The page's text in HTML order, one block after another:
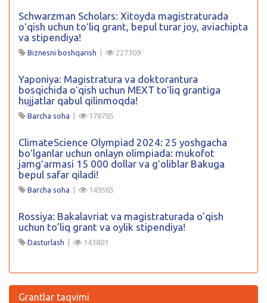
Schwarzman Scholars: Xitoyda magistraturada
oʻqish uchun toʻliq grant, bepul turar joy, aviachipta
va stipendiya!
Biznesni boshqarish | 227309
Yaponiya: Magistratura va doktorantura
bosqichida oʻqish uchun MEXT toʻliq grantiga
hujjatlar qabul qilinmoqda!
Barcha soha | 178785
ClimateScience Olympiad 2024: 25 yoshgacha
boʻlganlar uchun onlayn olimpiada: mukofot
jamgʻarmasi 15 000 dollar va gʻoliblar Bakuga
bepul safar qiladi!
Barcha soha | 149565
Rossiya: Bakalavriat va magistraturada o’qish
uchun to’liq grant va oylik stipendiya!
Dasturlash | 143801
Grantlar taqvimi